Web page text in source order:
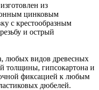
из
цинковым
с крестообразным
и острый
любых видов древесных
толщины, гипсокартона и
фиксацией к любым
дюбелей.